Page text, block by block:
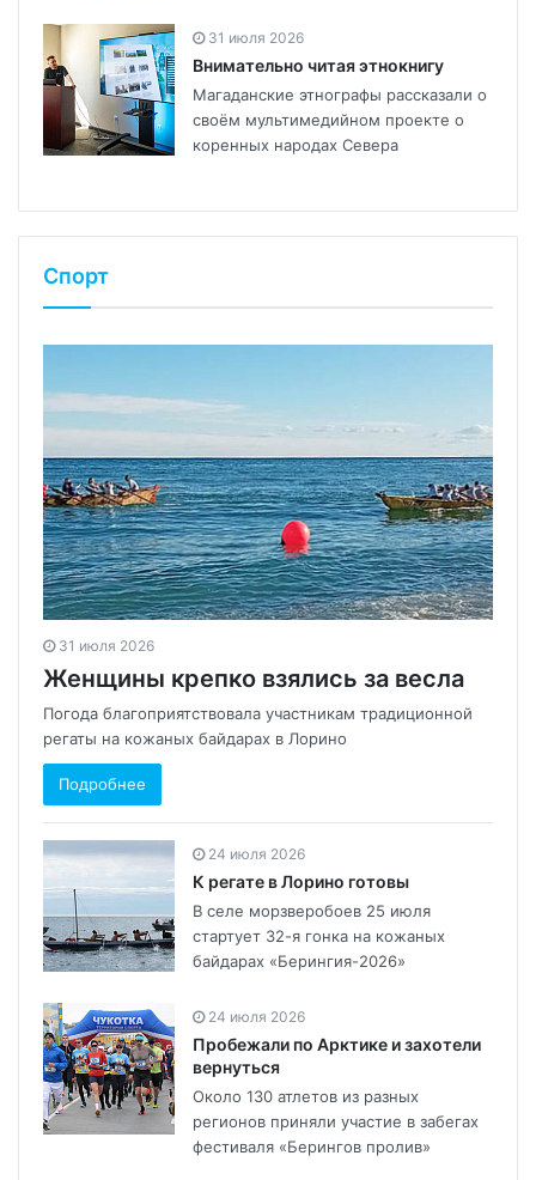
31 июля 2026
Внимательно читая этнокнигу
Магаданские этнографы рассказали о
своём мультимедийном проекте о
коренных народах Севера
Спорт
31 июля 2026
Женщины крепко взялись за весла
Погода благоприятствовала участникам традиционной
регаты на кожаных байдарах в Лорино
Подробнее
24 июля 2026
К регате в Лорино готовы
В селе морзверобоев 25 июля
стартует 32-я гонка на кожаных
байдарах «Берингия-2026»
24 июля 2026
Пробежали по Арктике и захотели
вернуться
Около 130 атлетов из разных
регионов приняли участие в забегах
фестиваля «Берингов пролив»